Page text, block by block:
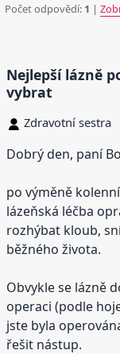
Počet odpovědí: 1 |
Nejlepší lázně
vybrat
Zdravotní sestra
Dobrý den, paní
po výměně
lázeňská léčba
rozhýbat kloub,
běžného života.
Obvykle se lázně
operaci (podle
jste byla
řešit nástup.